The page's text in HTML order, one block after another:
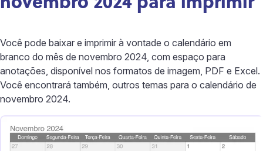
Você pode baixar e imprimir à vontade o calendário em
branco do mês de novembro 2024, com espaço para
anotações, disponível nos formatos de imagem, PDF e Excel.
Você encontrará também, outros temas para o calendário de
novembro 2024.